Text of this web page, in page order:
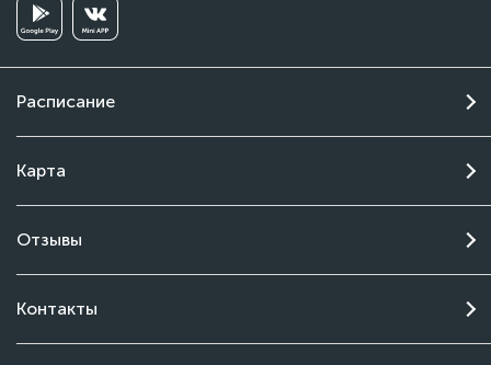
Расписание
Карта
Отзывы
Контакты